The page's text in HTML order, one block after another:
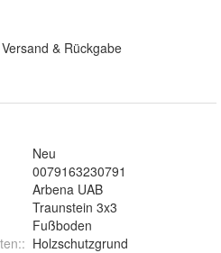
& Rückgabe
Neu
0079163230791
Arbena UAB
Traunstein 3x3
Fußboden
: Holzschutzgrund